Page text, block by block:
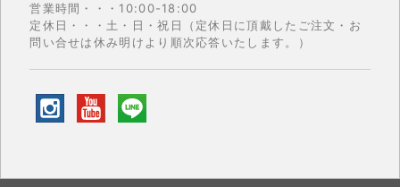
営業時間・・・10:00-18:00
定休日・・・土・日・祝日（定休日に頂戴したご注文・お
問い合せは休み明けより順次応答いたします。）